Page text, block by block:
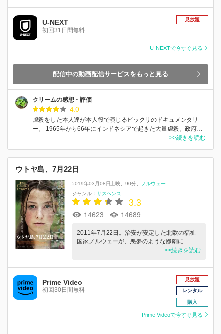
U-NEXT
初回31日間無料
見放題
U-NEXTで今すぐ見る
配信中の動画配信サービスをもっと見る
クリームの感想・評価
4.0
虐殺をした本人達が本人役で演じるビックリのドキュメンタリ
ー。 1965年から66年にインドネシアで起きた大量虐殺。政府…
>>続きを読む
ウトヤ島、7月22日
2019年03月08日上映 90分
ノルウェー
ジャンル： サスペンス
3.3
14623 14689
2011年7月22日。治安が安定した北欧の福祉
国家ノルウェーが、悪夢のような惨劇に…
>>続きを読む
Prime Video
初回30日間無料
見放題
レンタル
購入
Prime Videoで今すぐ見る